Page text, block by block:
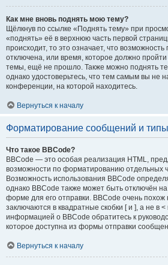
Как мне вновь поднять мою тему?
Щёлкнув по ссылке «Поднять тему» при
«поднять» её в верхнюю часть первой
происходит, то это означает, что
отключена, или время, которое должно
темы, ещё не прошло. Также можно поднять
однако удостоверьтесь, что тем самым вы не
конференции, на которой находитесь.
Вернуться к началу
Форматирование сообщений и
Что такое BBCode?
BBCode — это особая реализация HTML,
возможности по форматированию отдельных
Возможность использования BBCode
однако BBCode также может быть отключён
форме для его отправки. BBCode очень похож
заключаются в квадратные скобки [ и ], а не в
информацией о BBCode обратитесь к
которое доступна из формы отправки
Вернуться к началу